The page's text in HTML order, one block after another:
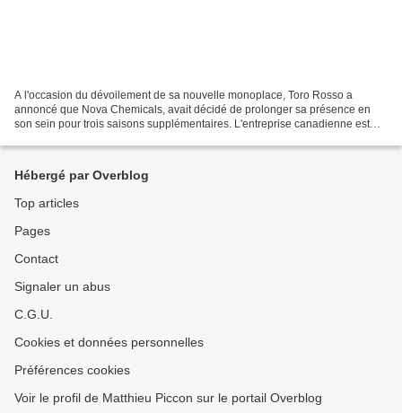
A l'occasion du dévoilement de sa nouvelle monoplace, Toro Rosso a
annoncé que Nova Chemicals, avait décidé de prolonger sa présence en
son sein pour trois saisons supplémentaires. L'entreprise canadienne est
Hébergé par Overblog
Top articles
Pages
Contact
Signaler un abus
C.G.U.
Cookies et données personnelles
Préférences cookies
Voir le profil de Matthieu Piccon sur le portail Overblog